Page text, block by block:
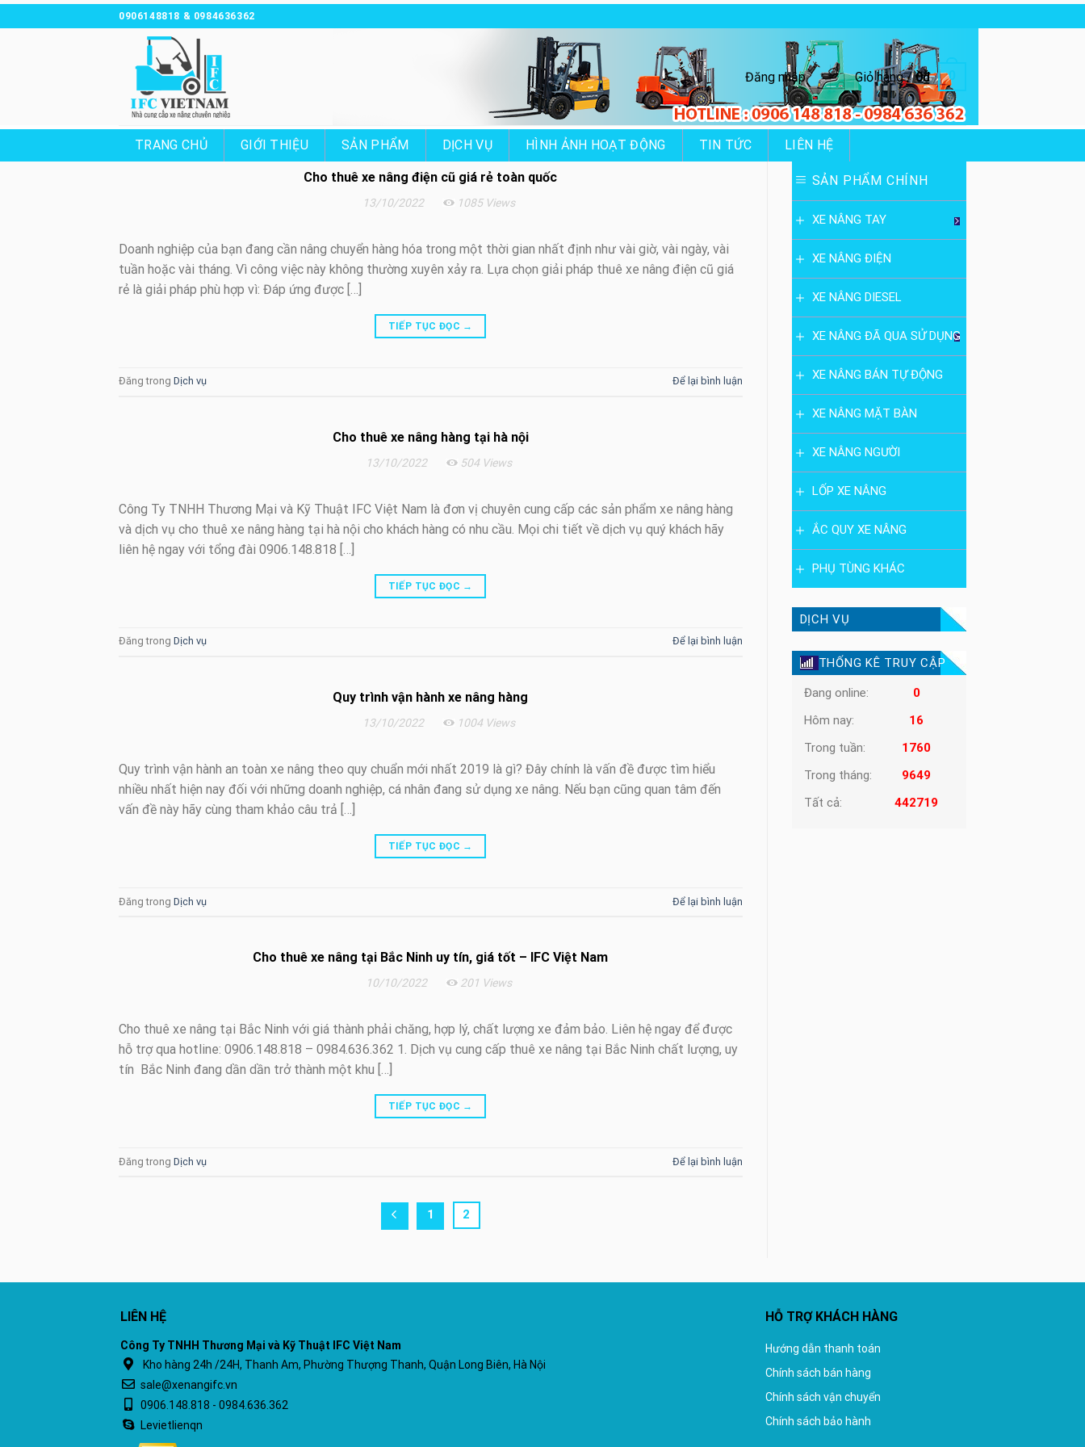
Chuyển
đến
0906148818 & 0984636362
Đăng nhập Giỏ hàng /0₫ 0
TRANG CHỦ GIỚI THIỆU SẢN PHẨM DỊCH VỤ HÌNH ẢNH HOẠT ĐỘNG TIN TỨC LIÊN HỆ
13/10/2022 1085 Views
Cho thuê xe nâng điện cũ giá rẻ toàn quốc
Doanh nghiệp của bạn đang cần nâng chuyển hàng hóa trong một thời gian nhất định như vài giờ, vài ngày, vài
tuần hoặc vài tháng. Vì công việc này không thường xuyên xảy ra. Lựa chọn giải pháp thuê xe nâng điện cũ giá
rẻ là giải pháp phù hợp vì: Đáp ứng được […]
TIẾP TỤC ĐỌC →
Đăng trong Dịch vụ Để lại bình luận
13/10/2022 504 Views
Cho thuê xe nâng hàng tại hà nội
Công Ty TNHH Thương Mại và Kỹ Thuật IFC Việt Nam là đơn vị chuyên cung cấp các sản phẩm xe nâng hàng
và dịch vụ cho thuê xe nâng hàng tại hà nội cho khách hàng có nhu cầu. Mọi chi tiết về dịch vụ quý khách hãy
liên hệ ngay với tổng đài 0906.148.818 […]
TIẾP TỤC ĐỌC →
Đăng trong Dịch vụ Để lại bình luận
13/10/2022 1004 Views
Quy trình vận hành xe nâng hàng
Quy trình vận hành an toàn xe nâng theo quy chuẩn mới nhất 2019 là gì? Đây chính là vấn đề được tìm hiểu
nhiều nhất hiện nay đối với những doanh nghiệp, cá nhân đang sử dụng xe nâng. Nếu bạn cũng quan tâm đến
vấn đề này hãy cùng tham khảo câu trả […]
TIẾP TỤC ĐỌC →
Đăng trong Dịch vụ Để lại bình luận
10/10/2022 201 Views
Cho thuê xe nâng tại Bắc Ninh uy tín, giá tốt – IFC Việt Nam
Cho thuê xe nâng tại Bắc Ninh với giá thành phải chăng, hợp lý, chất lượng xe đảm bảo. Liên hệ ngay để được
hỗ trợ qua hotline: 0906.148.818 – 0984.636.362 1. Dịch vụ cung cấp thuê xe nâng tại Bắc Ninh chất lượng, uy
tín Bắc Ninh đang dần dần trở thành một khu […]
TIẾP TỤC ĐỌC →
Đăng trong Dịch vụ Để lại bình luận
1 2
SẢN PHẨM CHÍNH
XE NÂNG TAY
XE NÂNG ĐIỆN
XE NÂNG DIESEL
XE NÂNG ĐÃ QUA SỬ DỤNG
XE NÂNG BÁN TỰ ĐỘNG
XE NÂNG MẶT BÀN
XE NÂNG NGƯỜI
LỐP XE NÂNG
ẮC QUY XE NÂNG
PHỤ TÙNG KHÁC
DỊCH VỤ
THỐNG KÊ TRUY CẬP
Đang online:
0
Hôm nay:
16
Trong tuần:
1760
Trong tháng:
9649
Tất cả:
442719
LIÊN HỆ
Công Ty TNHH Thương Mại và Kỹ Thuật IFC Việt Nam
Kho hàng 24h /24H, Thanh Am, Phường Thượng Thanh, Quận Long Biên, Hà Nội
sale@xenangifc.vn
0906.148.818 - 0984.636.362
Levietlienqn
HỖ TRỢ KHÁCH HÀNG
Hướng dẫn thanh toán
Chính sách bán hàng
Chính sách vận chuyển
Chính sách bảo hành